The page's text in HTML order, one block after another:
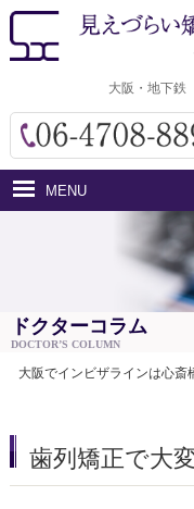
大阪・地下鉄
MENU
ドクターコラム
DOCTOR’S COLUMN
大阪でインビザラインは心斎
歯列矯正で大